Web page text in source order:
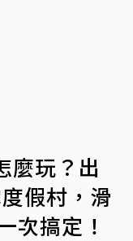
麼玩？出
假村，滑
次搞定！